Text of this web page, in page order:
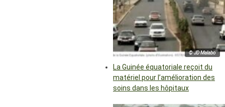
© JD Malabo
La Guinée équatoriale reçoit du
matériel pour l’amélioration des
soins dans les hôpitaux